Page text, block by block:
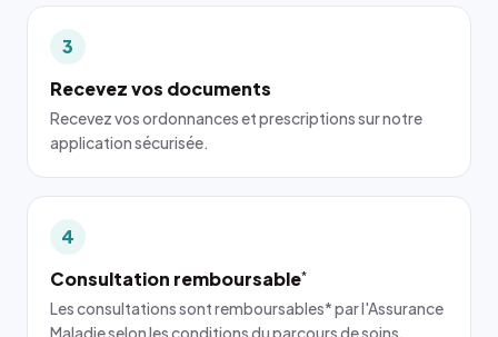
3
Recevez vos documents
Recevez vos ordonnances et prescriptions sur notre
application sécurisée.
4
Consultation remboursable*
Les consultations sont remboursables* par l'Assurance
Maladie selon les conditions du parcours de soins.